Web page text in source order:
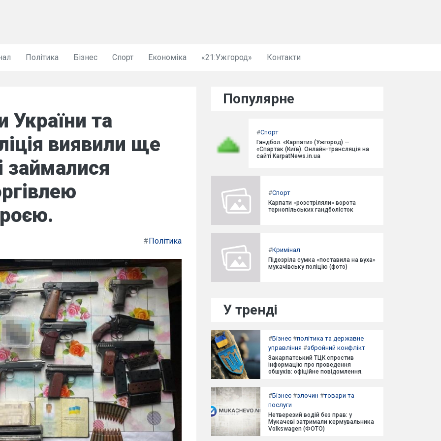
Політика Бізнес Спорт Економіка «21:Ужгород» Контакти
України та
виявили ще
займалися
#Політика
Популярне
#Спорт
Гандбол. «Карпати» (Ужгород) —
«Спартак (Київ). Онлайн-трансляція на
сайті KarpatNews.in.ua
#Спорт
Карпати «розстріляли» ворота
тернопільських гандболісток
#Кримінал
Підозріла сумка «поставила на вуха»
мукачівську поліцію (фото)
У тренді
#Бізнес #політика та державне
управління #збройний конфлікт
Закарпатський ТЦК спростив
інформацію про проведення
обшуків: офіційне повідомлення.
#Бізнес #злочин #товари та
послуги
Нетверезий водій без прав: у
Мукачеві затримали кермувальника
Volkswagen (ФОТО)